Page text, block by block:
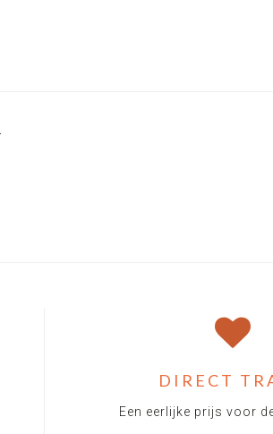
DIRECT
Een eerlijke prijs voor